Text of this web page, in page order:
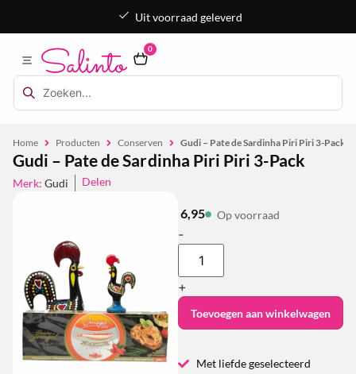
Uit voorraad geleverd
0
Home Producten Conserven Gudi – Pate de Sardinha Piri Piri 3-Pack
Gudi – Pate de Sardinha Piri Piri 3-Pack
Merk: Gudi Delen
6,95 Op voorraad
-
+
Toevoegen aan winkelwagen
Met liefde geselecteerd